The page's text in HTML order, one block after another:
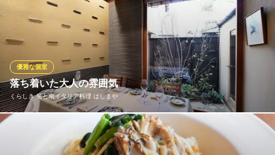
ＪＲ山陽本線倉敷駅南口 徒歩3分
岡山県倉敷市阿知2-605-1 ホテルアルファーワン倉敷1F
白を基調とした店内は清潔感が溢れ、スタイリッシュでありなが
ら、窓が大きく明るい雰囲気となっております。 女子会、誕生日
や記念日などのお食事、デートなどにぴったりな空間です。
フレンチレストラン Premier
フレンチ
ＪＲ倉敷駅南口 徒歩15分
岡山県倉敷市中央1-5-13
落ち着いた大人の雰囲気
くらしき 窯と南イタリア料理 はしまや
優雅な個室
リーニューアルした店内 優雅な個室（4名～6名様）をご用意し